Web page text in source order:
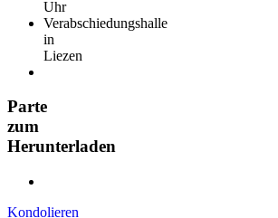
Uhr
Verabschiedungshalle
in
Liezen
Parte
zum
Herunterladen
Kondolieren